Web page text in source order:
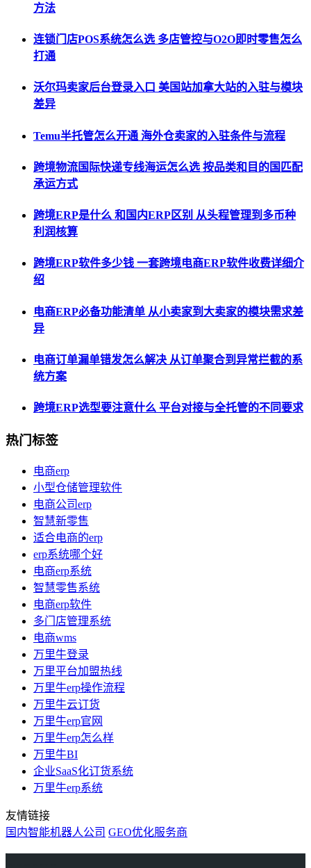
方法
连锁门店POS系统怎么选 多店管控与O2O即时零售怎么
打通
沃尔玛卖家后台登录入口 美国站加拿大站的入驻与模块
差异
Temu半托管怎么开通 海外仓卖家的入驻条件与流程
跨境物流国际快递专线海运怎么选 按品类和目的国匹配
承运方式
跨境ERP是什么 和国内ERP区别 从头程管理到多币种
利润核算
跨境ERP软件多少钱 一套跨境电商ERP软件收费详细介
绍
电商ERP必备功能清单 从小卖家到大卖家的模块需求差
异
电商订单漏单错发怎么解决 从订单聚合到异常拦截的系
统方案
跨境ERP选型要注意什么 平台对接与全托管的不同要求
热门标签
电商erp
小型仓储管理软件
电商公司erp
智慧新零售
适合电商的erp
erp系统哪个好
电商erp系统
智慧零售系统
电商erp软件
多门店管理系统
电商wms
万里牛登录
万里平台加盟热线
万里牛erp操作流程
万里牛云订货
万里牛erp官网
万里牛erp怎么样
万里牛BI
企业SaaS化订货系统
万里牛erp系统
友情链接
国内智能机器人公司 GEO优化服务商